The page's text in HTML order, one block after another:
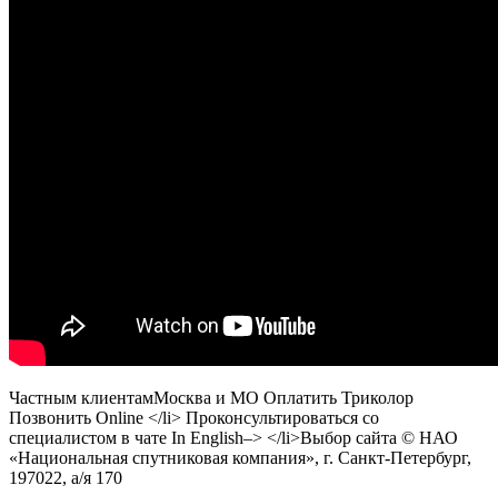
Частным клиентамМосква и МО Оплатить Триколор
Позвонить Online </li> Проконсультироваться со
специалистом в чате In English–> </li>Выбор сайта © НАО
«Национальная спутниковая компания», г. Санкт-Петербург,
197022, а/я 170